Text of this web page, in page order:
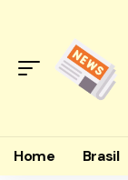
Home Brasil